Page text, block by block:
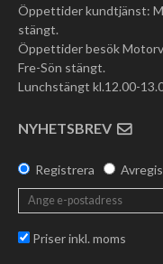
Öppettider kundtjänst:
stängt.
Öppettider besök
Fre-Sön stängt.
Lunchstängt kl.12.00-
NYHETSBREV
Registrera
Priser inkl. moms